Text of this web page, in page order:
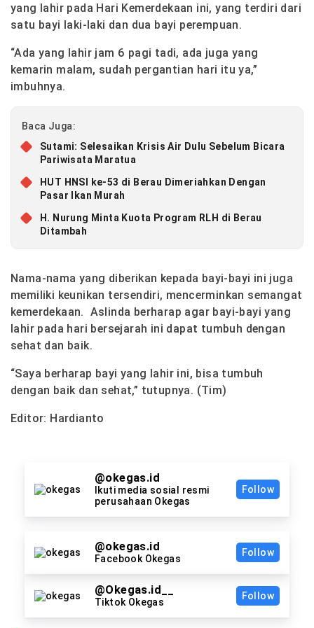
yang lahir pada Hari Kemerdekaan ini, yang terdiri dari
satu bayi laki-laki dan dua bayi perempuan.
“Ada yang lahir jam 6 pagi tadi, ada juga yang
kemarin malam, sudah pergantian hari itu ya,”
imbuhnya.
Baca Juga:
Sutami: Selesaikan Krisis Air Dulu Sebelum Bicara
Pariwisata Maratua
HUT HNSI ke-53 di Berau Dimeriahkan Dengan
Pasar Ikan Murah
H. Nurung Minta Kuota Program RLH di Berau
Ditambah
Nama-nama yang diberikan kepada bayi-bayi ini juga
memiliki keunikan tersendiri, mencerminkan semangat
kemerdekaan. Aslinda berharap agar bayi-bayi yang
lahir pada hari bersejarah ini dapat tumbuh dengan
sehat dan baik.
“Saya berharap bayi yang lahir ini, bisa tumbuh
dengan baik dan sehat,” tutupnya. (Tim)
Editor: Hardianto
@okegas.id
Ikuti media sosial resmi
perusahaan Okegas
Follow
@okegas.id
Facebook Okegas
Follow
@Okegas.id__
Tiktok Okegas
Follow